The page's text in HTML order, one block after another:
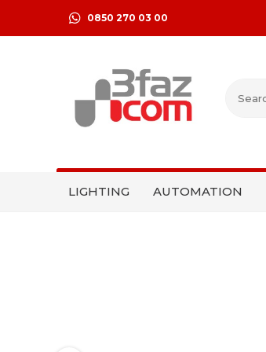
0850 270 03 00
LIGHTING AUTOMATION